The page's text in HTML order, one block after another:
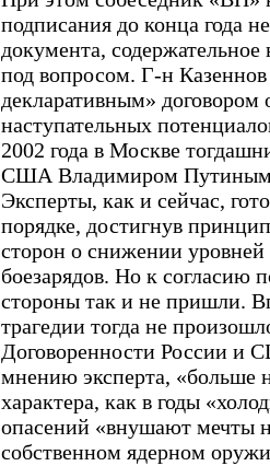
подписания до конца года
документа, содержательное
под вопросом. Г-н
декларативным» договором
наступательных
2002 года в Москве
США Владимиром
Эксперты, как и сейчас,
порядке, достигнув
сторон о снижении уровней
боезарядов. Но к согласию
стороны так и не пришли.
трагедии тогда не
Договоренности России и
мнению эксперта, «больше
характера, как в годы
опасений «внушают мечты
собственном ядерном